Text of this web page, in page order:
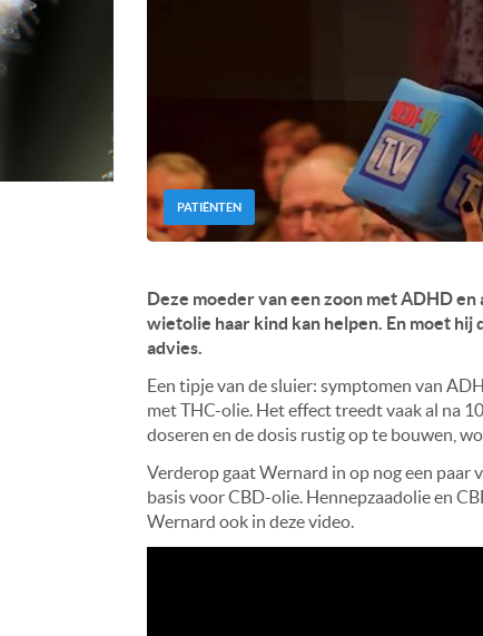
PATIËNTEN
Deze moeder van een zoon met ADHD
wietolie haar kind kan helpen. En moet
advies.
Een tipje van de sluier: symptomen van
met THC-olie. Het effect treedt vaak al na
doseren en de dosis rustig op te bouwen,
Verderop gaat Wernard in op nog een paar
basis voor CBD-olie. Hennepzaadolie en
Wernard ook in deze video.